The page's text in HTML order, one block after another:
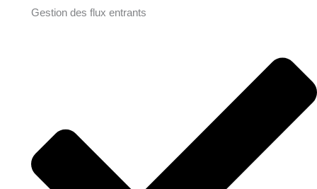
Gestion des flux entrants